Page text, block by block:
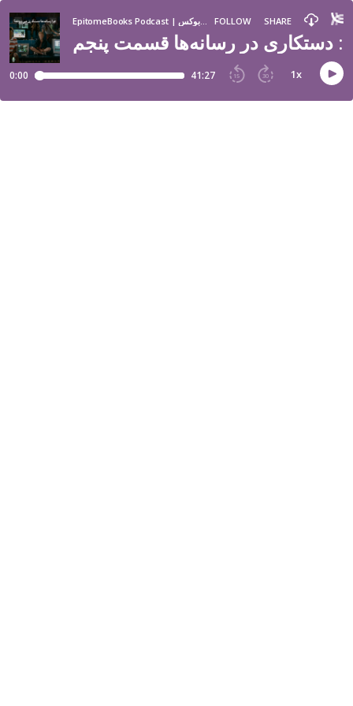
دستکاری در رسانه‌ها قسمت پنجم
EpitomeBooks Podcast | اپیتومی بوکس FOLLOW SHARE
0:00 41:27 15 30 1x